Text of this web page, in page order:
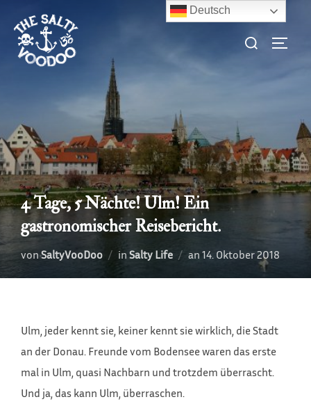
Inhalt
springen
Suchen
4 Tage, 5 Nächte! Ulm! Ein
gastronomischer Reisebericht.
vonSaltyVooDoo in Salty Life an Veröffentlicht
14. Oktober 2018
Ulm, jeder kennt sie, keiner kennt sie wirklich, die Stadt
an der Donau. Freunde vom Bodensee waren das erste
mal in Ulm, quasi Nachbarn und trotzdem überrascht.
Und ja, das kann Ulm, überraschen.
Deutsch